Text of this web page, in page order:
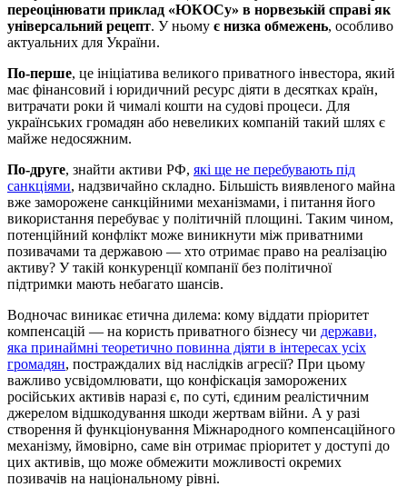
переоцінювати приклад «ЮКОСу» в норвезькій справі як
універсальний рецепт. У ньому є низка обмежень, особливо
актуальних для України.
По-перше, це ініціатива великого приватного інвестора, який
має фінансовий і юридичний ресурс діяти в десятках країн,
витрачати роки й чималі кошти на судові процеси. Для
українських громадян або невеликих компаній такий шлях є
майже недосяжним.
По-друге, знайти активи РФ, які ще не перебувають під
санкціями, надзвичайно складно. Більшість виявленого майна
вже заморожене санкційними механізмами, і питання його
використання перебуває у політичній площині. Таким чином,
потенційний конфлікт може виникнути між приватними
позивачами та державою — хто отримає право на реалізацію
активу? У такій конкуренції компанії без політичної
підтримки мають небагато шансів.
Водночас виникає етична дилема: кому віддати пріоритет
компенсацій — на користь приватного бізнесу чи держави,
яка принаймні теоретично повинна діяти в інтересах усіх
громадян, постраждалих від наслідків агресії? При цьому
важливо усвідомлювати, що конфіскація заморожених
російських активів наразі є, по суті, єдиним реалістичним
джерелом відшкодування шкоди жертвам війни. А у разі
створення й функціонування Міжнародного компенсаційного
механізму, ймовірно, саме він отримає пріоритет у доступі до
цих активів, що може обмежити можливості окремих
позивачів на національному рівні.